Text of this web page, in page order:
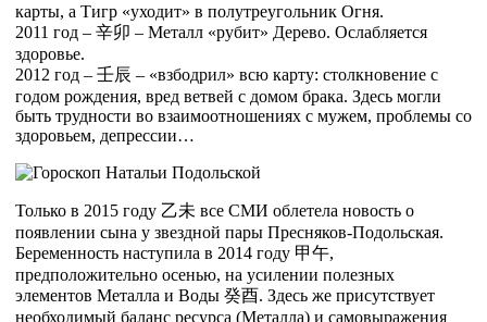
карты, а Тигр «уходит» в полутреугольник Огня.
2011 год – 辛卯 – Металл «рубит» Дерево. Ослабляется
здоровье.
2012 год – 壬辰 – «взбодрил» всю карту: столкновение с
годом рождения, вред ветвей с домом брака. Здесь могли
быть трудности во взаимоотношениях с мужем, проблемы со
здоровьем, депрессии…
Только в 2015 году 乙未 все СМИ облетела новость о
появлении сына у звездной пары Пресняков-Подольская.
Беременность наступила в 2014 году 甲午,
предположительно осенью, на усилении полезных
элементов Металла и Воды 癸酉. Здесь же присутствует
необходимый баланс ресурса (Металла) и самовыражения